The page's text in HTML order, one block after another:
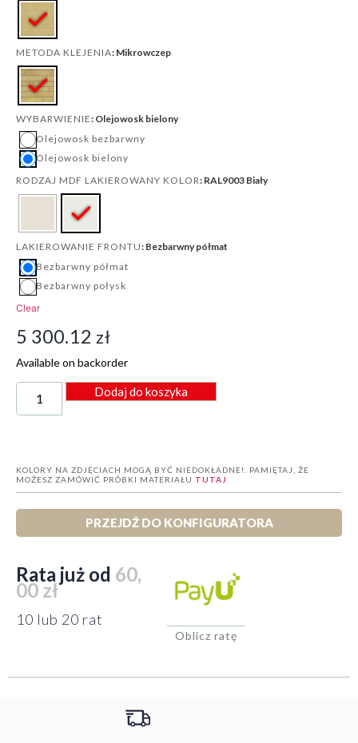
METODA KLEJENIA: Mikrowczep
WYBARWIENIE: Olejowosk bielony
Olejowosk bezbarwny
Olejowosk bielony
RODZAJ MDF LAKIEROWANY KOLOR: RAL9003 Biały
LAKIEROWANIE FRONTU: Bezbarwny półmat
Bezbarwny półmat
Bezbarwny połysk
Clear
5 300.12 zł
Available on backorder
Dodaj do koszyka
KOLORY NA ZDJĘCIACH MOGĄ BYĆ NIEDOKŁADNE!. PAMIĘTAJ, ŻE
MOŻESZ ZAMÓWIĆ PRÓBKI MATERIAŁU TUTAJ
PRZEJDŹ DO KONFIGURATORA
Rata już od 60,
00 zł
10 lub 20 rat
Oblicz ratę